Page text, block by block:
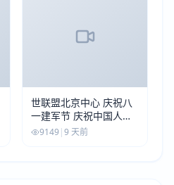
世联盟北京中心 庆祝八
一建军节 庆祝中国人民
解放军建军99周年
9149 |9 天前